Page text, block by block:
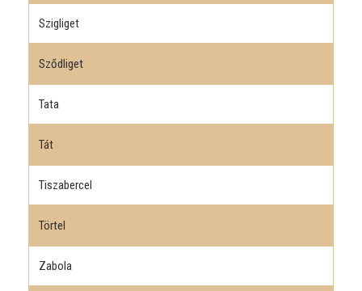
Szigliget
Sződliget
Tata
Tát
Tiszabercel
Törtel
Zabola